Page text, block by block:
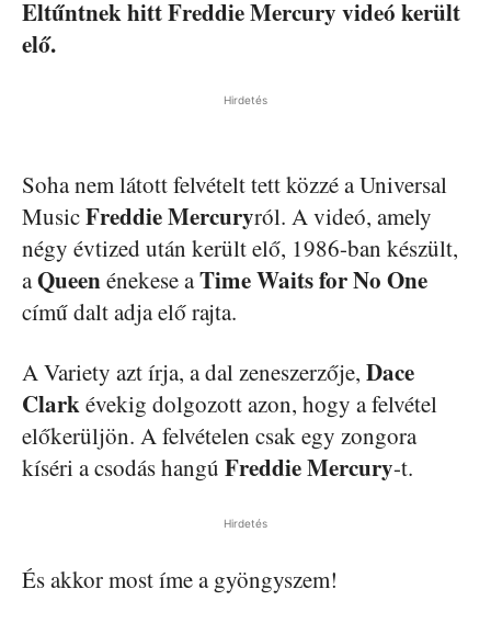
Eltűntnek hitt Freddie Mercury videó került
elő.
Hirdetés
Soha nem látott felvételt tett közzé a Universal
MusicFreddie Mercuryról. A videó, amely
négy évtized után került elő, 1986-ban készült,
aQueenénekese aTime Waits for No One
című dalt adja elő rajta.
A Variety azt írja, a dal zeneszerzője, Dace
Clarkévekig dolgozott azon, hogy a felvétel
előkerüljön. A felvételen csak egy zongora
kíséri a csodás hangú Freddie Mercury-t.
Hirdetés
És akkor most íme a gyöngyszem!